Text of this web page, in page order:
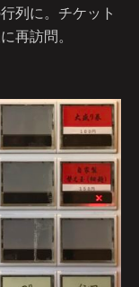
列に。チケット
再訪問。